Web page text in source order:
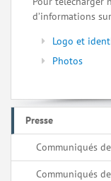
d’informations
Logo et
Photos
Presse
Communiqués
Communiqués